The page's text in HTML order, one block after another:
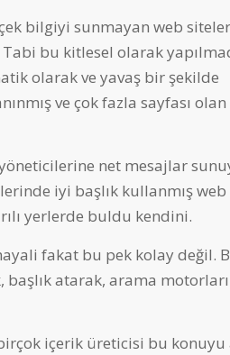
bilgiyi sunmayan web
bu kitlesel olarak
olarak ve yavaş bir şekilde
ve çok fazla sayfası
net mesajlar
iyi başlık kullanmış
yerlerde buldu kendini.
fakat bu pek kolay değil.
başlık atarak, arama
içerik üreticisi bu konuyu